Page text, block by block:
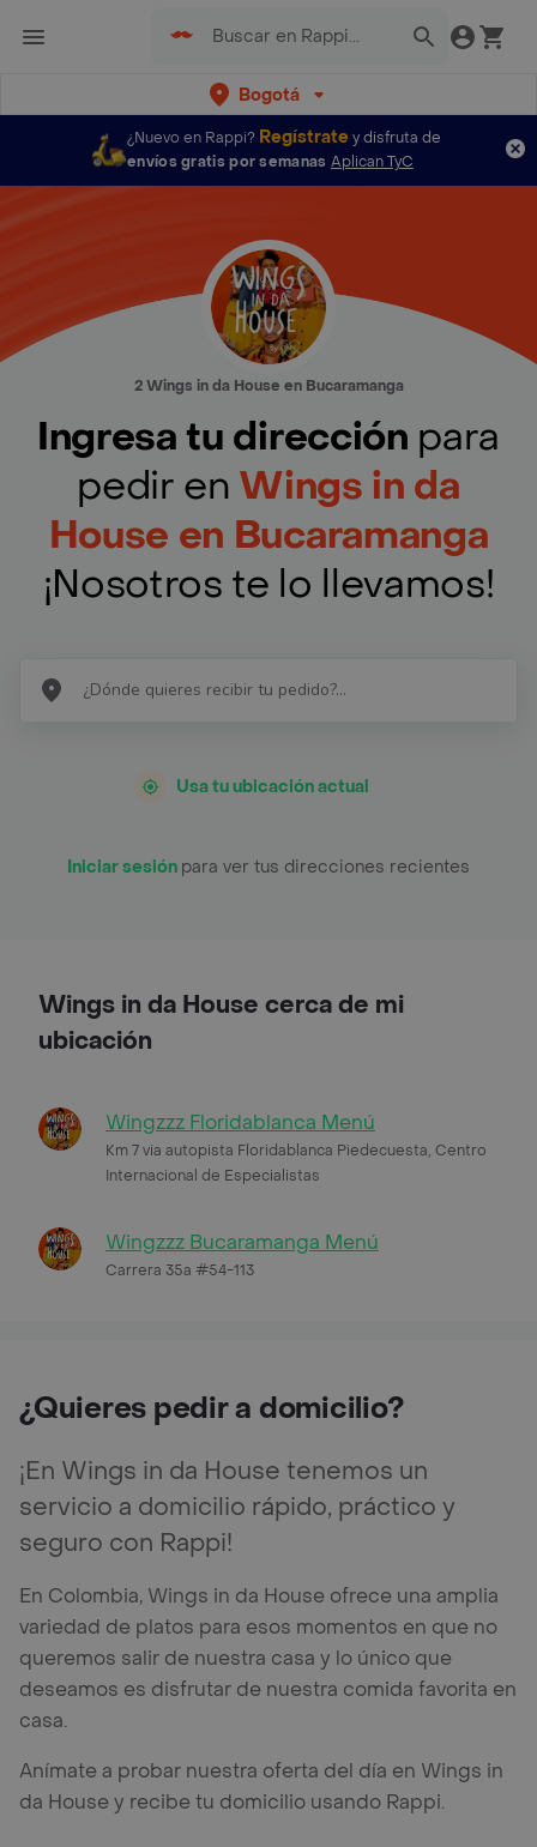
Bogotá
¿Nuevo en Rappi? Regístratey disfruta de
envíos gratis por semanas Aplican TyC
2 Wings in da House en Bucaramanga
Ingresa tu dirección para
pedir en Wings in da
House en Bucaramanga
¡Nosotros te lo llevamos!
Usa tu ubicación actual
Iniciar sesión para ver tus direcciones recientes
Wings in da House cerca de mi
ubicación
Wingzzz Floridablanca Menú
Km 7 via autopista Floridablanca Piedecuesta, Centro
Internacional de Especialistas
Wingzzz Bucaramanga Menú
Carrera 35a #54-113
¿Quieres pedir a domicilio?
¡En Wings in da House tenemos un
servicio a domicilio rápido, práctico y
seguro con Rappi!
En Colombia, Wings in da House ofrece una amplia
variedad de platos para esos momentos en que no
queremos salir de nuestra casa y lo único que
deseamos es disfrutar de nuestra comida favorita en
casa.
Anímate a probar nuestra oferta del día en Wings in
da House y recibe tu domicilio usando Rappi.